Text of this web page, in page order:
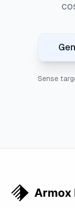
Sense